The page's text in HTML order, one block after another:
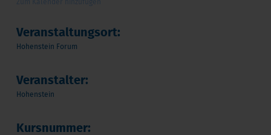
Veranstaltungsort:
Hohenstein Forum
Veranstalter:
Hohenstein
Kursnummer: